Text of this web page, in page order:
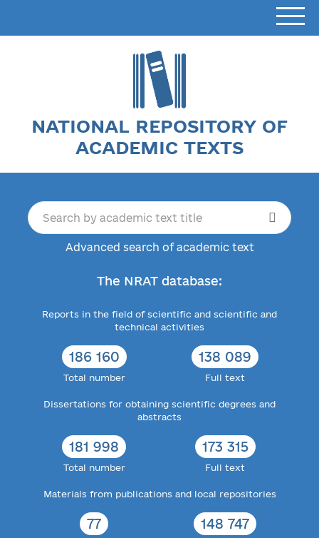
NATIONAL REPOSITORY OF
ACADEMIC TEXTS
Advanced search of academic text
The NRAT database:
Reports in the field of scientific and scientific and
technical activities
186 160
Total number
138 089
Full text
Dissertations for obtaining scientific degrees and
abstracts
181 998
Total number
173 315
Full text
Materials from publications and local repositories
77 148 747